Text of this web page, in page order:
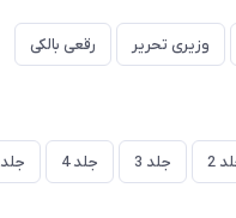
وزیری تحریر رقعی بالکی
2 جلد 3 جلد 4 جلد 5